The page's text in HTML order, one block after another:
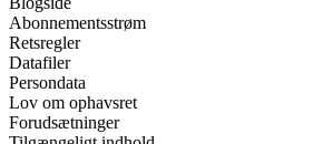
Abonnementsstrøm
Retsregler
Datafiler
Persondata
Lov om ophavsret
Forudsætninger